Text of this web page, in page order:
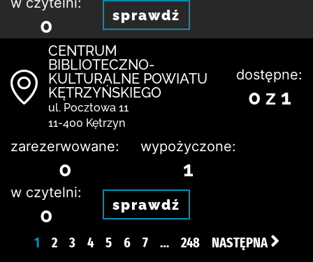
0 sprawdź
CENTRUM
BIBLIOTECZNO-
KULTURALNE POWIATU
KĘTRZYŃSKIEGO
ul. Pocztowa 11
11-400 Kętrzyn
dostępne:
0 z 1
zarezerwowane:
0
wypożyczone:
1
w czytelni:
0 sprawdź
1 2 3 4 5 6 7 … 248 NASTĘPNA